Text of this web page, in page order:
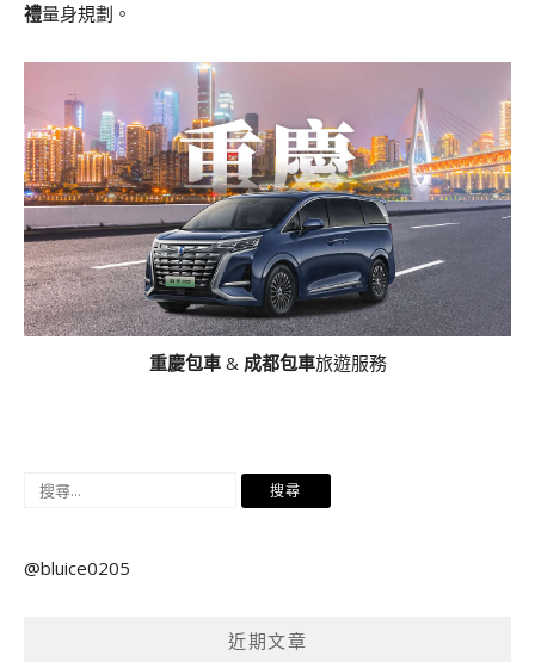
禮量身規劃。
重慶包車& 成都包車旅遊服務
搜
鍵
@bluice0205
近期文章